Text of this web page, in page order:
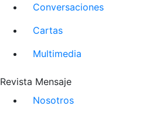
Conversaciones
Cartas
Multimedia
Revista Mensaje
Nosotros